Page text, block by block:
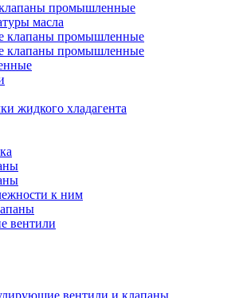
промышленные
масла
клапаны промышленные
клапаны промышленные
жидкого хладагента
к ним
вентили
вентили и клапаны